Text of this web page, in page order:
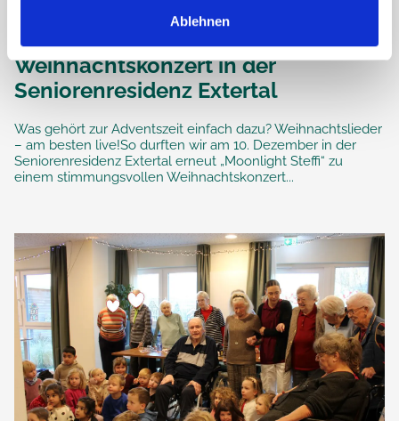
Ablehnen
Weihnachtskonzert in der
Seniorenresidenz Extertal
Was gehört zur Adventszeit einfach dazu? Weihnachtslieder
– am besten live!So durften wir am 10. Dezember in der
Seniorenresidenz Extertal erneut „Moonlight Steffi“ zu
einem stimmungsvollen Weihnachtskonzert...